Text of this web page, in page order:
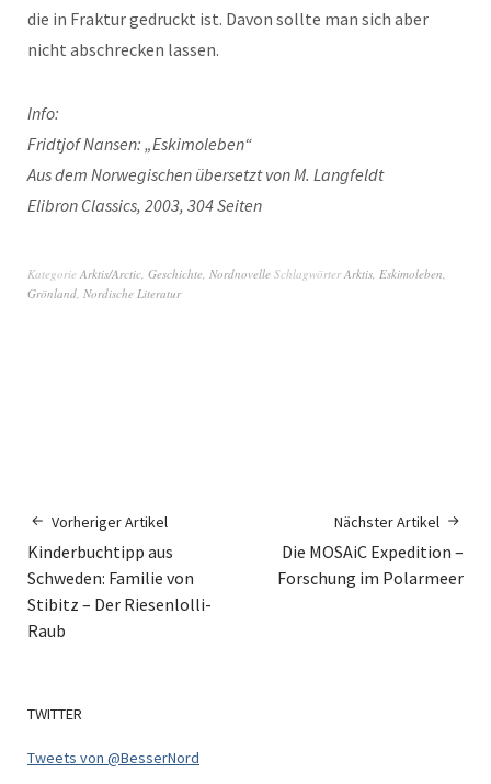
die in Frak­tur gedruckt ist. Davon sollte man sich aber
nicht abschreck­en lassen.
Info:
Fridtjof Nansen: „Eski­moleben“
Aus dem Nor­wegis­chen über­set­zt von M. Langfeldt
Eli­bron Clas­sics, 2003, 304 Seiten
Kategorie Arktis/Arctic Geschichte Nordnovelle SchlagwörterArktis Eskimoleben
Grönland Nordische Literatur
Vorheriger Artikel
Kinderbuchtipp aus
Schweden: Familie von
Stibitz – Der Riesenlolli-
Raub
Nächster Artikel
Die MOSAiC Expedition –
Forschung im Polarmeer
TWITTER
Tweets von @BesserNord